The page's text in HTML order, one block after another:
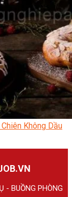
Không Dầu
- BUỒNG PHÒNG